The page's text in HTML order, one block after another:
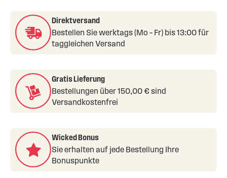
Direktversand
Bestellen Sie werktags (Mo – Fr) bis 13:00 für
taggleichen Versand
Gratis Lieferung
Bestellungen über 150,00 € sind
Versandkostenfrei
Wicked Bonus
Sie erhalten auf jede Bestellung Ihre
Bonuspunkte